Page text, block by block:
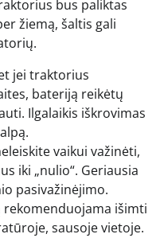
bus paliktas
žiemą, šaltis gali
jei traktorius
bateriją reikėtų
Ilgalaikis iškrovimas
vaikui važinėti,
iki „nulio“. Geriausia
pasivažinėjimo.
rekomenduojama išimti
sausoje vietoje.